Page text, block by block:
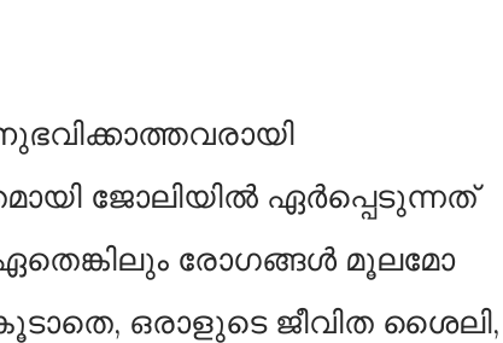
ജോലിയിൽ ഏർപ്പെടുന്നത്
രോഗങ്ങൾ മൂലമോ
ഒരാളുടെ ജീവിത ശൈലി,